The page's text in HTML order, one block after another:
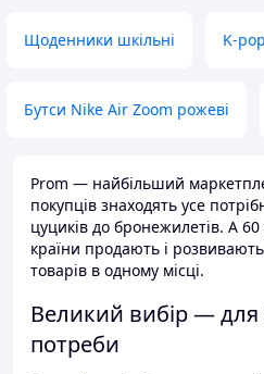
Щоденники шкільні K-
Бутси Nike Air Zoom рожеві
Prom — найбільший
покупців знаходять усе
цуциків до бронежилетів. А 60
країни продають і
товарів в одному місці.
Великий вибір — для
потреби